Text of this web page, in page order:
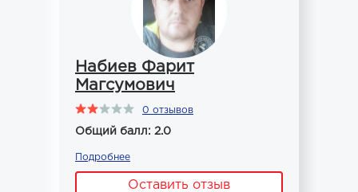
Набиев Фарит
Магсумович
0 отзывов
Общий балл: 2.0
Подробнее
Оставить отзыв